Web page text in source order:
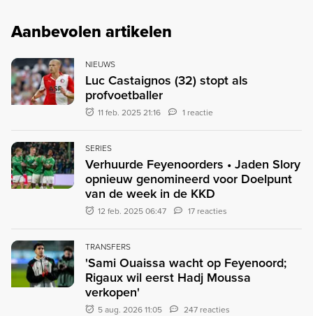
Aanbevolen artikelen
NIEUWS
Luc Castaignos (32) stopt als
profvoetballer
11 feb. 2025 21:16 1 reactie
SERIES
Verhuurde Feyenoorders • Jaden Slory
opnieuw genomineerd voor Doelpunt
van de week in de KKD
12 feb. 2025 06:47 17 reacties
TRANSFERS
'Sami Ouaissa wacht op Feyenoord;
Rigaux wil eerst Hadj Moussa
verkopen'
5 aug. 2026 11:05 247 reacties